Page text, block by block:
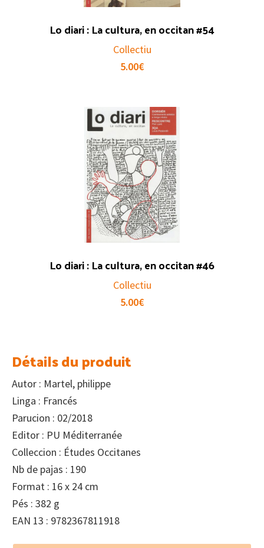
Lo diari : La cultura, en occitan #54
Collectiu
5.00€
Lo diari : La cultura, en occitan #46
Collectiu
5.00€
Détails du produit
Autor : Martel, philippe
Linga : Francés
Parucion : 02/2018
Editor : PU Méditerranée
Colleccion : Études Occitanes
Nb de pajas : 190
Format : 16 x 24 cm
Pés : 382 g
EAN 13 : 9782367811918